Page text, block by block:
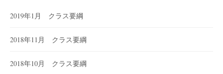
2019年1月 クラス要綱
2018年11月 クラス要綱
2018年10月 クラス要綱